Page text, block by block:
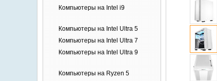
Компьютеры на Intel i9
Компьютеры на Intel Ultra 5
Компьютеры на Intel Ultra 7
Компьютеры на Intel Ultra 9
Компьютеры на Ryzen 5